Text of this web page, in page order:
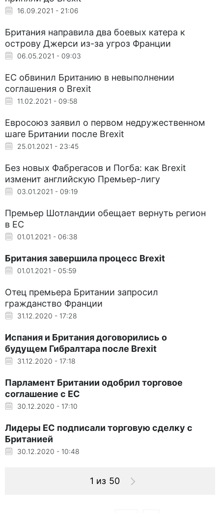
16.09.2021 - 21:06
Британия направила два боевых катера к
острову Джерси из-за угроз Франции
06.05.2021 - 09:03
ЕС обвинил Британию в невыполнении
соглашения о Brexit
11.02.2021 - 09:58
Евросоюз заявил о первом недружественном
шаге Британии после Brexit
25.01.2021 - 23:45
Без новых Фабрегасов и Погба: как Brexit
изменит английскую Премьер-лигу
03.01.2021 - 09:19
Премьер Шотландии обещает вернуть регион
в ЕС
01.01.2021 - 06:38
Британия завершила процесс Brexit
01.01.2021 - 05:59
Отец премьера Британии запросил
гражданство Франции
31.12.2020 - 17:28
Испания и Британия договорились о
будущем Гибралтара после Brexit
31.12.2020 - 17:18
Парламент Британии одобрил торговое
соглашение с ЕС
30.12.2020 - 17:10
Лидеры ЕС подписали торговую сделку с
Британией
30.12.2020 - 10:48
1 из 50